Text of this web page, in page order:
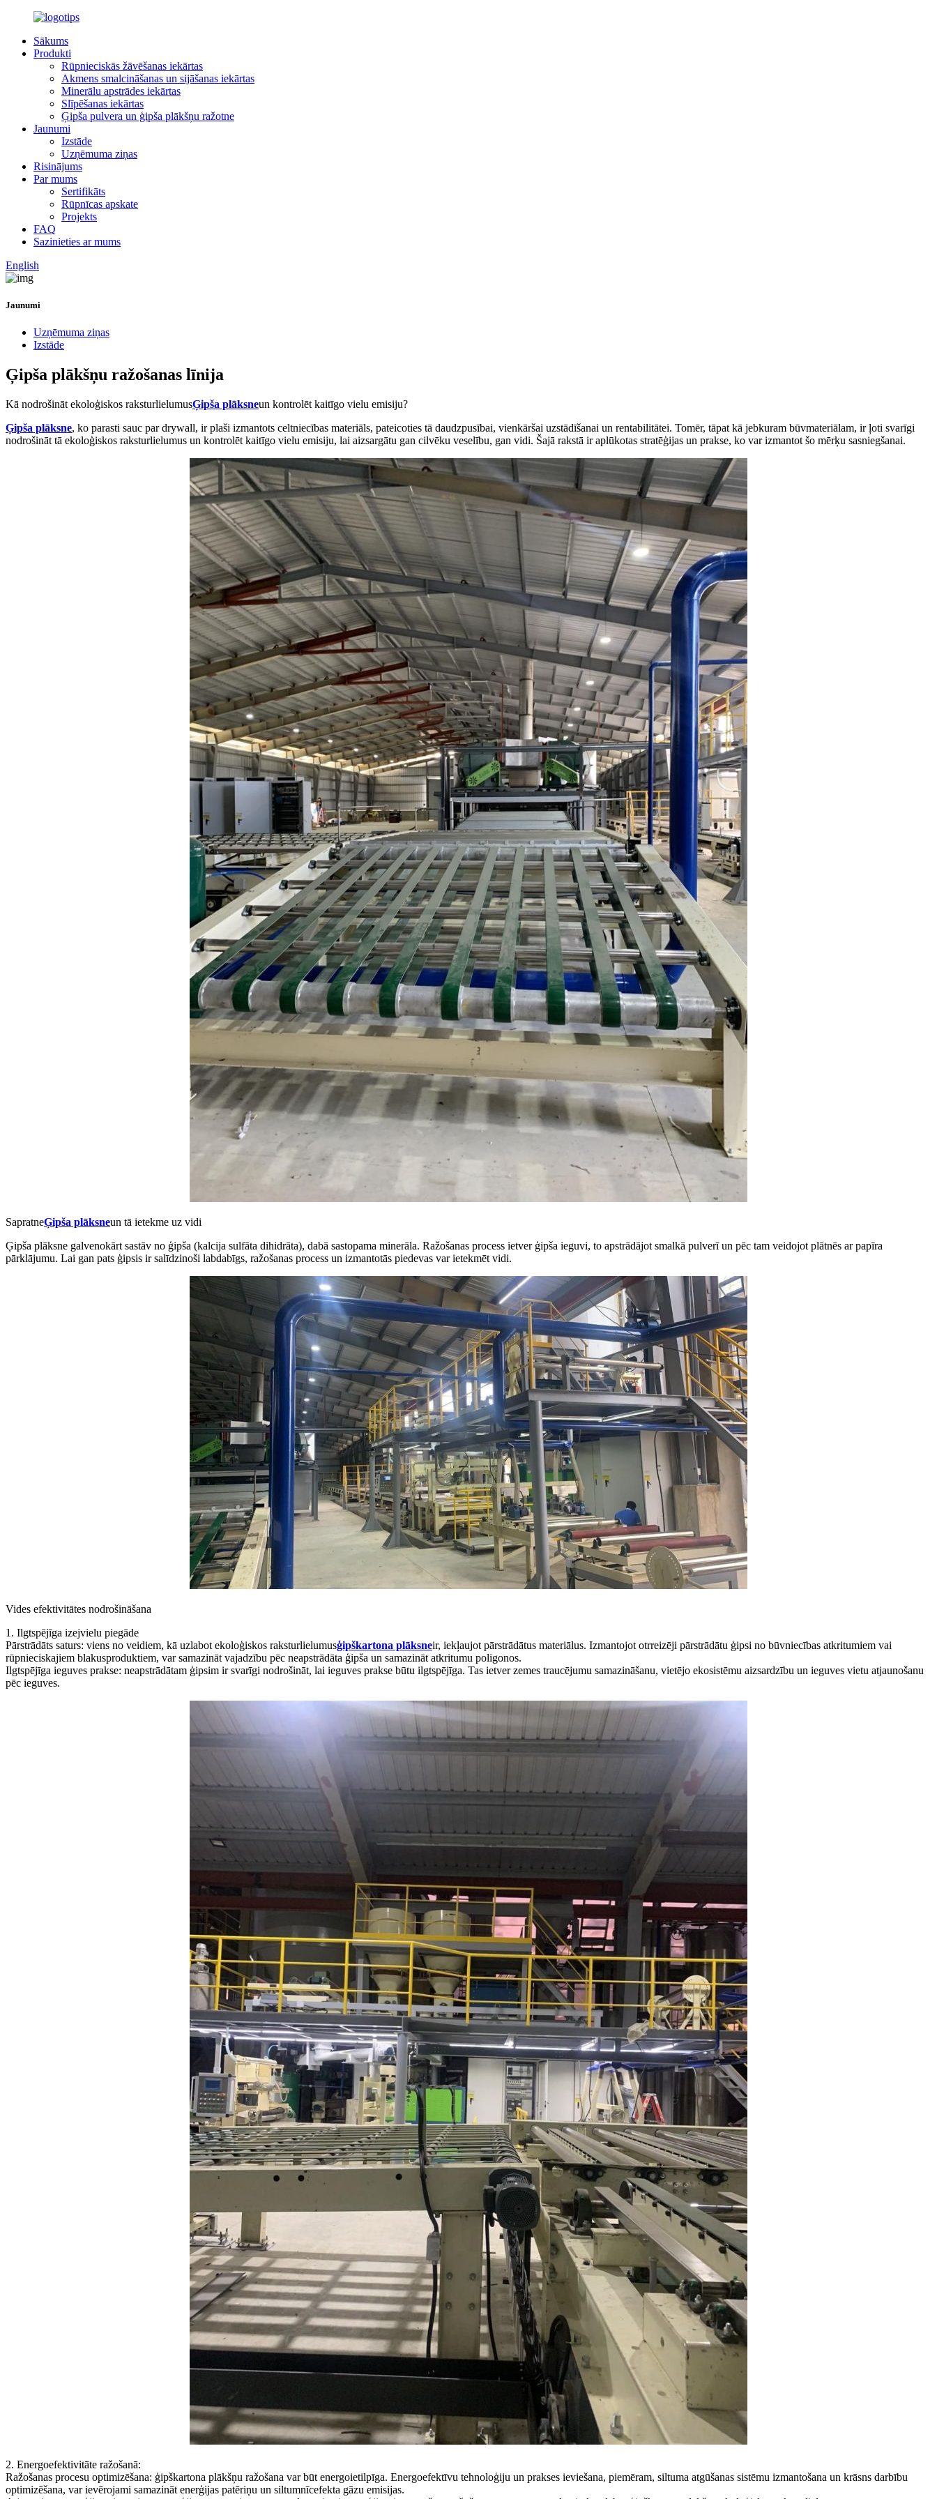
Sākums
Produkti
Rūpnieciskās žāvēšanas iekārtas
Akmens smalcināšanas un sijāšanas iekārtas
Minerālu apstrādes iekārtas
Slīpēšanas iekārtas
Ģipša pulvera un ģipša plākšņu ražotne
Jaunumi
Izstāde
Uzņēmuma ziņas
Risinājums
Par mums
Sertifikāts
Rūpnīcas apskate
Projekts
FAQ
Sazinieties ar mums
English
Jaunumi
Uzņēmuma ziņas
Izstāde
Ģipša plākšņu ražošanas līnija
Kā nodrošināt ekoloģiskos raksturlielumusĢipša plāksneun kontrolēt kaitīgo vielu emisiju?
Ģipša plāksne, ko parasti sauc par drywall, ir plaši izmantots celtniecības materiāls, pateicoties tā daudzpusībai, vienkāršai uzstādīšanai un rentabilitātei. Tomēr, tāpat kā jebkuram būvmateriālam, ir ļoti svarīgi
nodrošināt tā ekoloģiskos raksturlielumus un kontrolēt kaitīgo vielu emisiju, lai aizsargātu gan cilvēku veselību, gan vidi. Šajā rakstā ir aplūkotas stratēģijas un prakse, ko var izmantot šo mērķu sasniegšanai.
SapratneĢipša plāksneun tā ietekme uz vidi
Ģipša plāksne galvenokārt sastāv no ģipša (kalcija sulfāta dihidrāta), dabā sastopama minerāla. Ražošanas process ietver ģipša ieguvi, to apstrādājot smalkā pulverī un pēc tam veidojot plātnēs ar papīra
pārklājumu. Lai gan pats ģipsis ir salīdzinoši labdabīgs, ražošanas process un izmantotās piedevas var ietekmēt vidi.
Vides efektivitātes nodrošināšana
1. Ilgtspējīga izejvielu piegāde
Pārstrādāts saturs: viens no veidiem, kā uzlabot ekoloģiskos raksturlielumusģipškartona plāksneir, iekļaujot pārstrādātus materiālus. Izmantojot otrreizēji pārstrādātu ģipsi no būvniecības atkritumiem vai
rūpnieciskajiem blakusproduktiem, var samazināt vajadzību pēc neapstrādāta ģipša un samazināt atkritumu poligonos.
Ilgtspējīga ieguves prakse: neapstrādātam ģipsim ir svarīgi nodrošināt, lai ieguves prakse būtu ilgtspējīga. Tas ietver zemes traucējumu samazināšanu, vietējo ekosistēmu aizsardzību un ieguves vietu atjaunošanu
pēc ieguves.
2. Energoefektivitāte ražošanā:
Ražošanas procesu optimizēšana: ģipškartona plākšņu ražošana var būt energoietilpīga. Energoefektīvu tehnoloģiju un prakses ieviešana, piemēram, siltuma atgūšanas sistēmu izmantošana un krāsns darbību
optimizēšana, var ievērojami samazināt enerģijas patēriņu un siltumnīcefekta gāzu emisijas.